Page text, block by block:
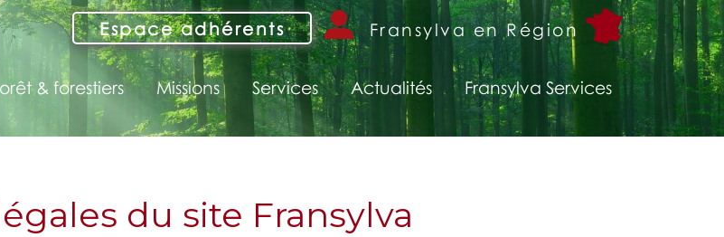
Espace adhérents Fransylva en Région
& forestiers Missions Services Actualités Fransylva Services
du site Fransylva